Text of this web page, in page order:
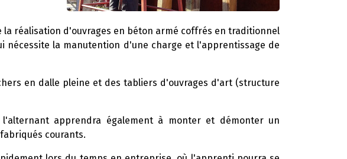
réalisation d'ouvrages en béton armé coffrés en traditionnel
nécessite la manutention d'une charge et l'apprentissage de
en dalle pleine et des tabliers d'ouvrages d'art (structure
apprendra également à monter et démonter un
courants.